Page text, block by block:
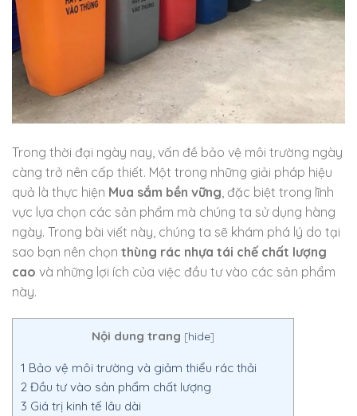
Trong thời đại ngày nay, vấn đề bảo vệ môi trường ngày
càng trở nên cấp thiết. Một trong những giải pháp hiệu
quả là thực hiện Mua sắm bền vững , đặc biệt trong lĩnh
vực lựa chọn các sản phẩm mà chúng ta sử dụng hàng
ngày. Trong bài viết này, chúng ta sẽ khám phá lý do tại
sao bạn nên chọn thùng rác nhựa tái chế chất lượng
cao và những lợi ích của việc đầu tư vào các sản phẩm
này.
Nội dung trang [hide]
1 Bảo vệ môi trường và giảm thiểu rác thải
2 Đầu tư vào sản phẩm chất lượng
3 Giá trị kinh tế lâu dài